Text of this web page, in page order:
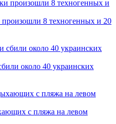
произошли 8 техногенных и 20
около 40 украинских
с пляжа на левом